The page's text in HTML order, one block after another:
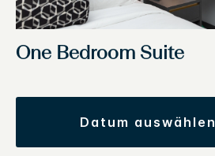
One Bedroom Suite
datum auswählen